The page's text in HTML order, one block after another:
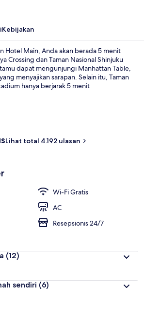
Kebijakan
Hotel Main, Anda akan berada 5 menit
Crossing dan Taman Nasional Shinjuku
dapat mengunjungi Manhattan Table,
menyajikan sarapan. Selain itu, Taman
hanya berjarak 5 menit
Tochomae hanya 5 menit dan Stasiun
8 menit.
Lihat total 4.192 ulasan
Wi-Fi Gratis
AC
Resepsionis 24/7
(12)
sendiri (6)